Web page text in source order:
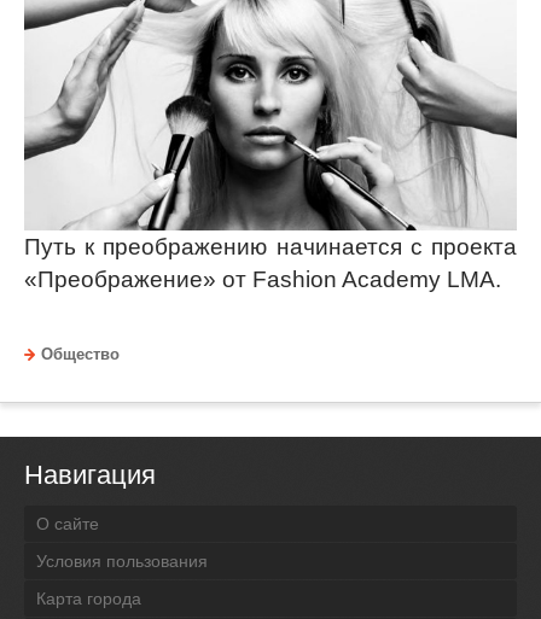
Путь к преображению начинается с проекта
«Преображение» от Fashion Academy LMA.
Общество
Навигация
О сайте
Условия пользования
Карта города